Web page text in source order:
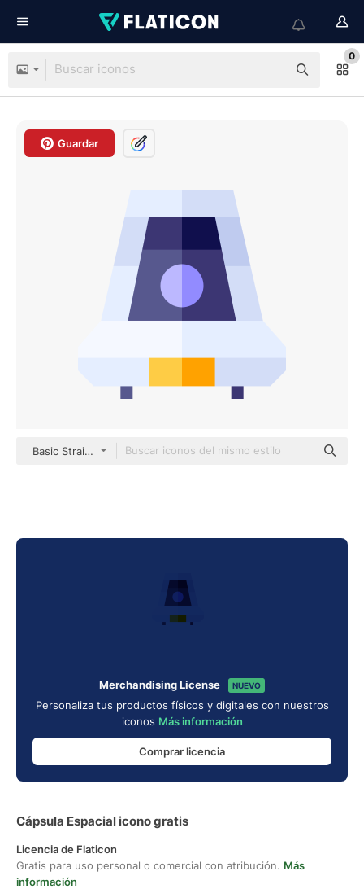
0
Guardar
Basic Straight Flat
Merchandising License NUEVO
Personaliza tus productos físicos y digitales con nuestros
iconos Más información
Comprar licencia
Cápsula Espacial icono gratis
Licencia de Flaticon
Gratis para uso personal o comercial con atribución. Más
información